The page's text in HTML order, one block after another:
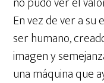
En vez de ver a
ser humano,
imagen y
una máquina que